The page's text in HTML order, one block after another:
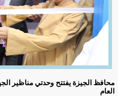
محافظ الجيزة يفتتح وحدتي مناظير
العام